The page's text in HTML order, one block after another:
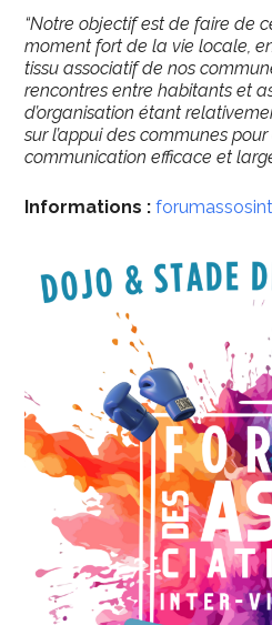
“Notre objectif est de faire de
moment fort de la vie locale,
tissu associatif de nos
rencontres entre habitants et
d’organisation étant
sur l’appui des communes
communication efficace et
Informations :